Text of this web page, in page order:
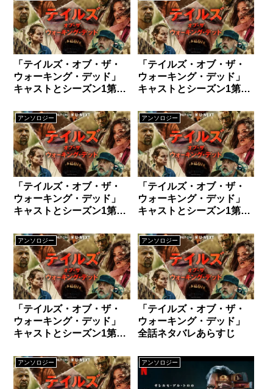
「テイルズ・オブ・ザ・
ウォーキング・デッド」
キャストとシーズン1第6
は他人のもの
「テイルズ・オブ・ザ・
ウォーキング・デッド」
キャストとシーズン1第5
正義
アンソロジー
「テイルズ・オブ・ザ・
ウォーキング・デッド」
キャストとシーズン1第4
アンソロジー
「テイルズ・オブ・ザ・
ウォーキング・デッド」
キャストとシーズン1第3
前日譚
アンソロジー
「テイルズ・オブ・ザ・
ウォーキング・デッド」
キャストとシーズン1第2
イムループ
アンソロジー
「テイルズ・オブ・ザ・
ウォーキング・デッド」
全話ネタバレあらすじ
アンソロジー アンソロジー